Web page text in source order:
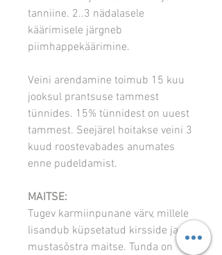
tanniine. 2..3 nädalasele
käärimisele järgneb
piimhappekäärimine.
Veini arendamine toimub 15 kuu
jooksul prantsuse tammest
tünnides. 15% tünnidest on uuest
tammest. Seejärel hoitakse veini 3
kuud roostevabades anumates
enne pudeldamist.
MAITSE:
Tugev karmiinpunane värv, millele
lisandub küpsetatud kirsside ja
mustasõstra maitse. Tunda on